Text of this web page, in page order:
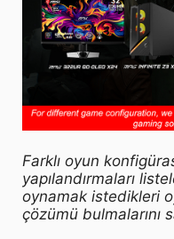
Farklı oyun
yapılandırmaları
oynamak istedikleri
çözümü bulmalarını